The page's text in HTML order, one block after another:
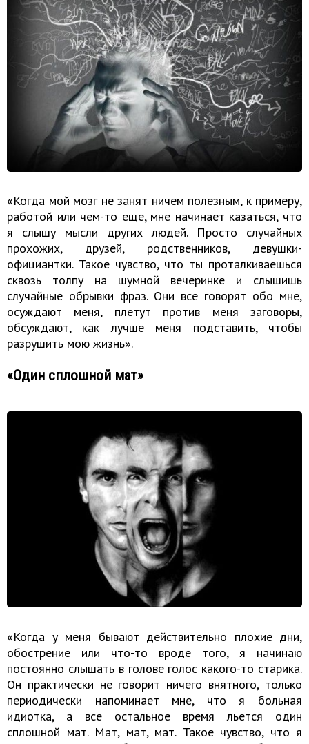
«Когда мой мозг не занят ничем полезным, к примеру,
работой или чем-то еще, мне начинает казаться, что
я слышу мысли других людей. Просто случайных
прохожих, друзей, родственников, девушки-
официантки. Такое чувство, что ты проталкиваешься
сквозь толпу на шумной вечеринке и слышишь
случайные обрывки фраз. Они все говорят обо мне,
осуждают меня, плетут против меня заговоры,
обсуждают, как лучше меня подставить, чтобы
разрушить мою жизнь».
«Один сплошной мат»
«Когда у меня бывают действительно плохие дни,
обострение или что-то вроде того, я начинаю
постоянно слышать в голове голос какого-то старика.
Он практически не говорит ничего внятного, только
периодически напоминает мне, что я больная
идиотка, а все остальное время льется один
сплошной мат. Мат, мат, мат. Такое чувство, что я